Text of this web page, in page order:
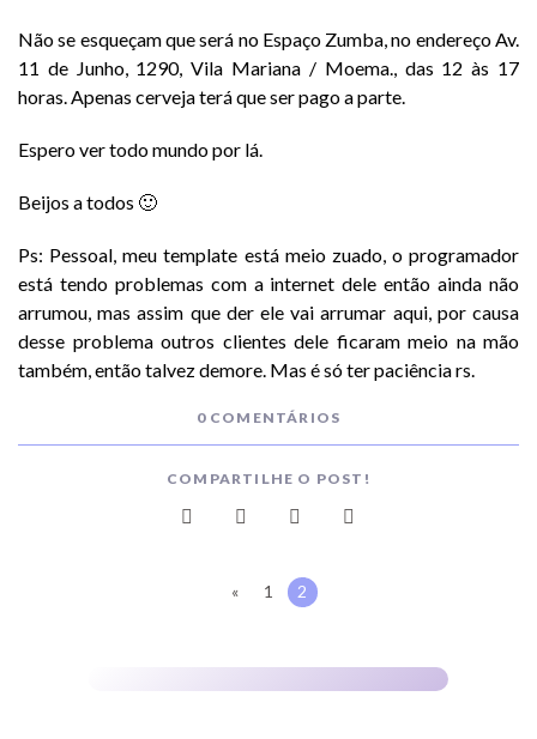
Não se esqueçam que será no Espaço Zumba, no endereço Av.
11 de Junho, 1290, Vila Mariana / Moema., das 12 às 17
horas. Apenas cerveja terá que ser pago a parte.
Espero ver todo mundo por lá.
Beijos a todos 🙂
Ps: Pessoal, meu template está meio zuado, o programador
está tendo problemas com a internet dele então ainda não
arrumou, mas assim que der ele vai arrumar aqui, por causa
desse problema outros clientes dele ficaram meio na mão
também, então talvez demore. Mas é só ter paciência rs.
0 COMENTÁRIOS
COMPARTILHE O POST!
« 1 2